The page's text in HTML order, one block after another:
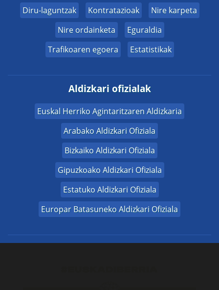
Diru-laguntzak Kontratazioak
Nire karpeta
Nire ordainketa
Eguraldia
Trafikoaren egoera
Estatistikak
Aldizkari ofizialak
Euskal Herriko Agintaritzaren Aldizkaria
Arabako Aldizkari Ofiziala
Bizkaiko Aldizkari Ofiziala
Gipuzkoako Aldizkari Ofiziala
Estatuko Aldizkari Ofiziala
Europar Batasuneko Aldizkari Ofiziala